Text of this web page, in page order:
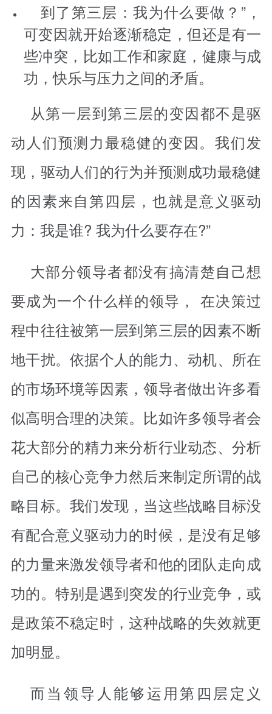
到了第三层：我为什么要做？”，
可变因就开始逐渐稳定，但还是有一
些冲突，比如工作和家庭，健康与成
功，快乐与压力之间的矛盾。
从第一层到第三层的变因都不是驱
动人们预测力最稳健的变因。我们发
现，驱动人们的行为并预测成功最稳健
的因素来自第四层，也就是意义驱动
力：我是谁? 我为什么要存在?”
大部分领导者都没有搞清楚自己想
要成为一个什么样的领导， 在决策过
程中往往被第一层到第三层的因素不断
地干扰。依据个人的能力、动机、所在
的市场环境等因素，领导者做出许多看
似高明合理的决策。比如许多领导者会
花大部分的精力来分析行业动态、分析
自己的核心竞争力然后来制定所谓的战
略目标。我们发现，当这些战略目标没
有配合意义驱动力的时候，是没有足够
的力量来激发领导者和他的团队走向成
功的。特别是遇到突发的行业竞争，或
是政策不稳定时，这种战略的失效就更
加明显。
而当领导人能够运用第四层定义